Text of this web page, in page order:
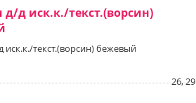
д/д иск.к./текст.(ворсин)
иск.к./текст.(ворсин) бежевый
26, 29